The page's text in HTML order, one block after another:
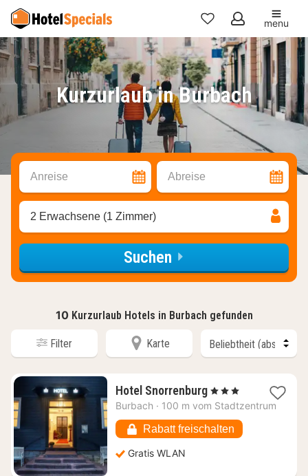
Meine
Favoriten
menu
Kurzurlaub in Burbach
Anreise Abreise
2 Erwachsene (1 Zimmer)
Suchen
10 Kurzurlaub Hotels in Burbach gefunden
Filter Karte
Hotel Snorrenburg1
Nacht
106,97
€
, 3 Sterne
Burbach · 100 m vom Stadtzentrum
Rabatt freischalten
Gratis WLAN